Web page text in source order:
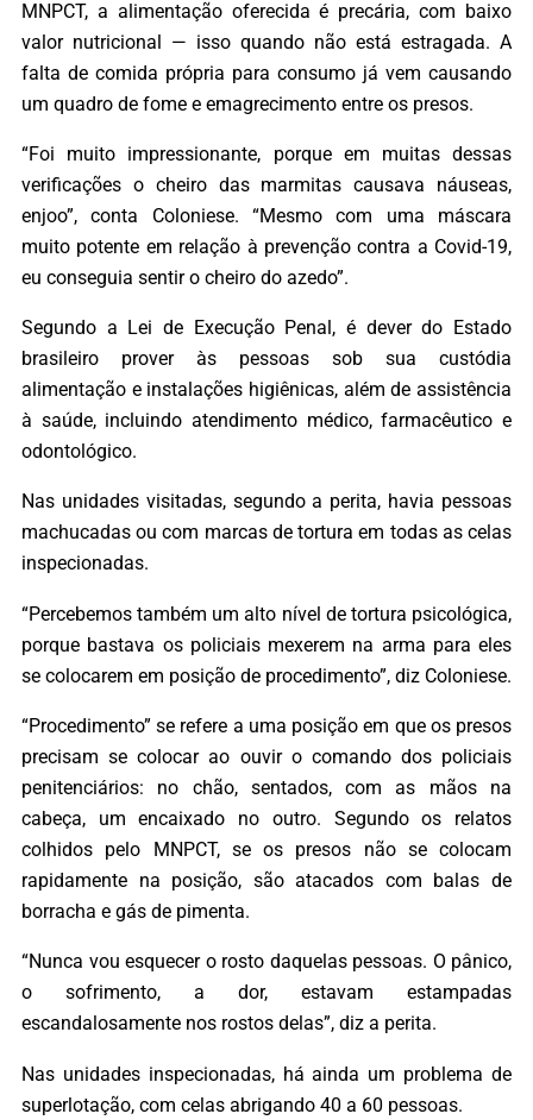
MNPCT, a alimentação oferecida é precária, com baixo
valor nutricional — isso quando não está estragada. A
falta de comida própria para consumo já vem causando
um quadro de fome e emagrecimento entre os presos.
“Foi muito impressionante, porque em muitas dessas
verificações o cheiro das marmitas causava náuseas,
enjoo”, conta Coloniese. “Mesmo com uma máscara
muito potente em relação à prevenção contra a Covid-19,
eu conseguia sentir o cheiro do azedo”.
Segundo a Lei de Execução Penal, é dever do Estado
brasileiro prover às pessoas sob sua custódia
alimentação e instalações higiênicas, além de assistência
à saúde, incluindo atendimento médico, farmacêutico e
odontológico.
Nas unidades visitadas, segundo a perita, havia pessoas
machucadas ou com marcas de tortura em todas as celas
inspecionadas.
“Percebemos também um alto nível de tortura psicológica,
porque bastava os policiais mexerem na arma para eles
se colocarem em posição de procedimento”, diz Coloniese.
“Procedimento” se refere a uma posição em que os presos
precisam se colocar ao ouvir o comando dos policiais
penitenciários: no chão, sentados, com as mãos na
cabeça, um encaixado no outro. Segundo os relatos
colhidos pelo MNPCT, se os presos não se colocam
rapidamente na posição, são atacados com balas de
borracha e gás de pimenta.
“Nunca vou esquecer o rosto daquelas pessoas. O pânico,
o sofrimento, a dor, estavam estampadas
escandalosamente nos rostos delas”, diz a perita.
Nas unidades inspecionadas, há ainda um problema de
superlotação, com celas abrigando 40 a 60 pessoas.